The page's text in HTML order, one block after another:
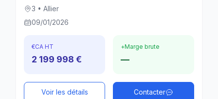
3 • Allier
09/01/2026
€CA HT
2 199 998 €
+Marge brute
—
Voir les détails Contacter